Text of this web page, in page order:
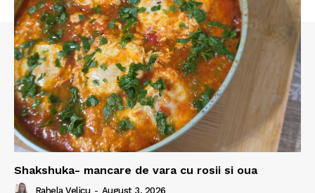
Shakshuka- mancare de vara cu rosii si oua
Rahela Velicu - August 3, 2026